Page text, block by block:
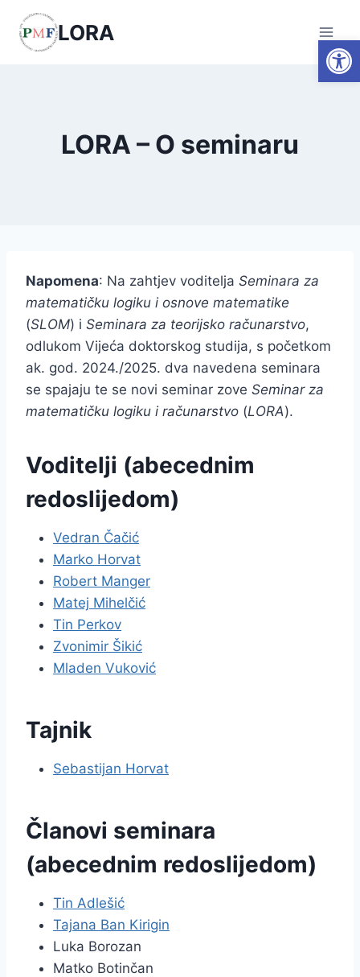
content
LORA
LORA – O seminaru
Napomena: Na zahtjev voditelja Seminara za
matematičku logiku i osnove matematike
(SLOM) i Seminara za teorijsko računarstvo,
odlukom Vijeća doktorskog studija, s početkom
ak. god. 2024./2025. dva navedena seminara
se spajaju te se novi seminar zove Seminar za
matematičku logiku i računarstvo (LORA).
Voditelji (abecednim
redoslijedom)
Vedran Čačić
Marko Horvat
Robert Manger
Matej Mihelčić
Tin Perkov
Zvonimir Šikić
Mladen Vuković
Tajnik
Sebastijan Horvat
Članovi seminara
(abecednim redoslijedom)
Tin Adlešić
Tajana Ban Kirigin
Luka Borozan
Matko Botinčan